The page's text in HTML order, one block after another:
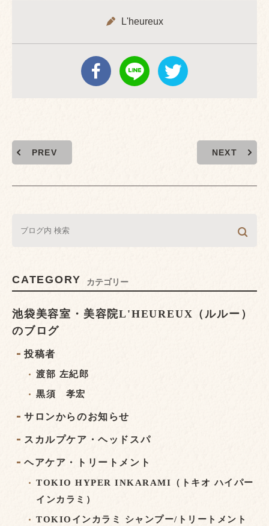
L'heureux
PREV NEXT
CATEGORY カテゴリー
池袋美容室・美容院L'HEUREUX（ルルー）
のブログ
投稿者
渡部 左紀郎
黒須 孝宏
サロンからのお知らせ
スカルプケア・ヘッドスパ
ヘアケア・トリートメント
TOKIO HYPER INKARAMI（トキオ ハイパー
インカラミ）
TOKIOインカラミ シャンプー/トリートメント